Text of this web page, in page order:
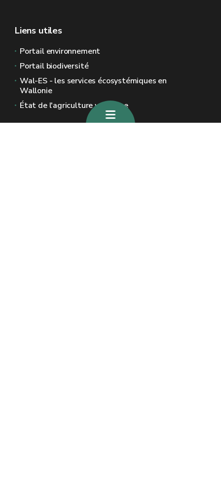
Liens utiles
Portail environnement
Portail biodiversité
Wal-ES - les services écosystémiques en
Wallonie
État de l'agriculture wallonne